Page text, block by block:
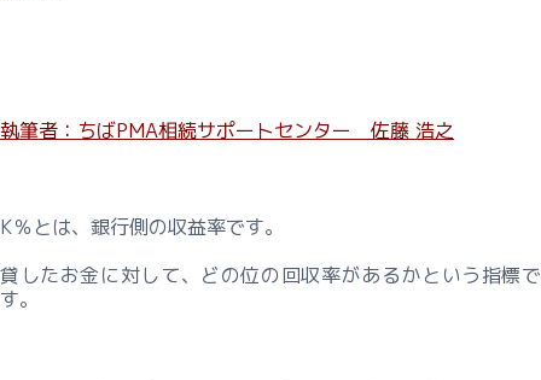
執筆者：ちばPMA相続サポートセンター 佐藤 浩之
K％とは、銀行側の収益率です。
貸したお金に対して、どの位の回収率があるかという指標で
す。